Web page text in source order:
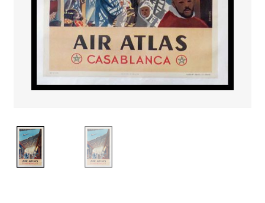
GUERRE ORIENTALISME
AFFICHES PETITES TAILLES